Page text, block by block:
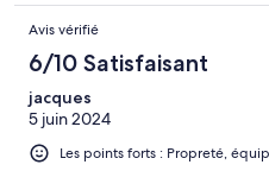
Avis vérifié
6/10 Satisfaisant
jacques
5 juin 2024
Les points forts : Propreté,